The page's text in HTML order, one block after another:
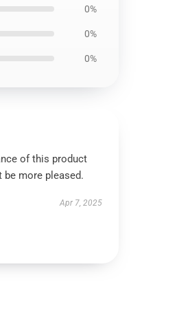
0%
0%
0%
of this product
be more pleased.
Apr 7, 2025